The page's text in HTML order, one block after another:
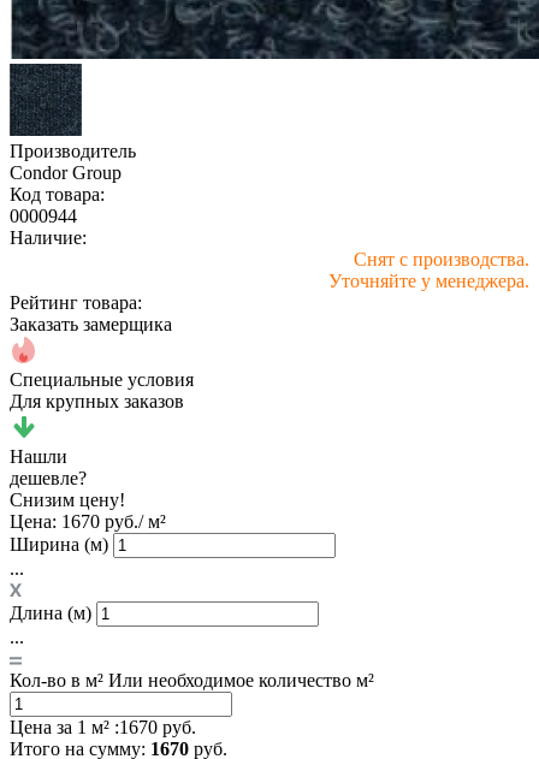
Производитель
Condor Group
Код товара:
0000944
Наличие:
Снят с производства.
Уточняйте у менеджера.
Рейтинг товара:
Заказать замерщика
Специальные условия
Для крупных заказов
Нашли
дешевле?
Снизим цену!
Цена: 1670 руб./ м²
Ширина (м)
...
Длина (м)
...
Кол-во в м² Или необходимое количество м²
Цена за 1 м² :1670 руб.
Итого на сумму: 1670 руб.